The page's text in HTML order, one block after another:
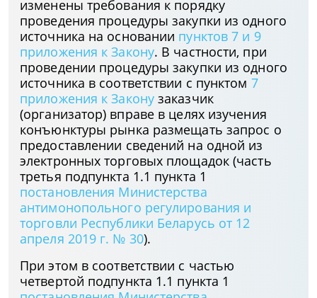
изменены требования к порядку
проведения процедуры закупки из одного
источника на основании пунктов 7 и 9
приложения к Закону. В частности, при
проведении процедуры закупки из одного
источника в соответствии с пунктом 7
приложения к Законузаказчик
(организатор) вправе в целях изучения
конъюнктуры рынка размещать запрос о
предоставлении сведений на одной из
электронных торговых площадок (часть
третья подпункта 1.1 пункта 1
постановления Министерства
антимонопольного регулирования и
торговли Республики Беларусь от 12
апреля 2019 г. № 30).
При этом в соответствии с частью
четвертой подпункта 1.1 пункта 1